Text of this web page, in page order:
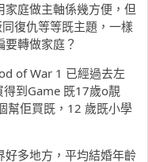
庭做主軸係幾方便，但
復仇等等既主題，一樣
轉做家庭？
of War 1 已經過去左
到Game 既17歲o靚
幫佢買既，12 歲既小學
多地方，平均結婚年齡